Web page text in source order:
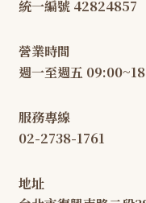
統一編號 42824857
營業時間
週一至週五
服務專線
02-2738-1761
地址